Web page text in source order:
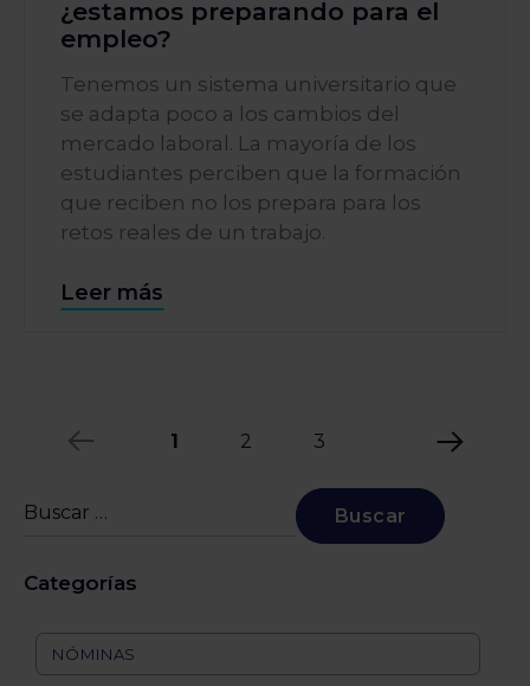
¿estamos preparando para el
empleo?
Tenemos un sistema universitario que
se adapta poco a los cambios del
mercado laboral. La mayoría de los
estudiantes perciben que la formación
que reciben no los prepara para los
retos reales de un trabajo.
Leer más
1 2 3
Categorías
NÓMINAS